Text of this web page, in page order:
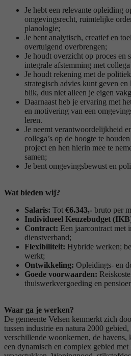
Je hebt een relevante opleiding
omgevingsrecht, ruimtelijke
planologie;
Je bent analytisch, creatief en
overtuigend overbrengen;
Je houdt overzicht op proces en
integrale afstemming met
Je houdt rekening met de
strategisch advies kunt geven
blik, dus niet alleen je eigen
Daarnaast heb je ervaring met
en motivering van een
leren.
Je neemt verantwoordelijkheid
collega’s op de hoogte te
project en hen hierin mee te
samen;
Je bent omgevingsbewust en
Wat bieden wij?
Salaris: Tot €6.343,- bruto per
Individueel Keuzebudget
Contract: Een jaarcontract met
dienstverband;
Flexibiliteit: Hybride werken;
werkt;
Ontwikkeling: Opleidings- en
Goede voorwaarden:
thuiswerkvergoeding en
Waar ga je werken?
De gemeente Velsen kenmerkt zich
tussen industrie en natura 2000
verschillende woonkernen, de havens,
een dynamisch en complex gebied